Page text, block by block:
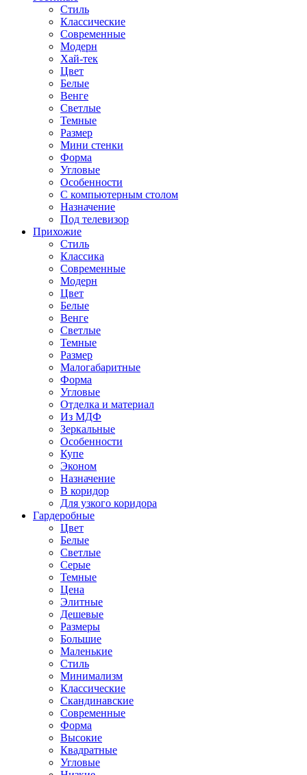
Стиль
Классические
Современные
Модерн
Хай-тек
Цвет
Белые
Венге
Светлые
Темные
Размер
Мини стенки
Форма
Угловые
Особенности
С компьютерным столом
Назначение
Под телевизор
Прихожие
Стиль
Классика
Современные
Модерн
Цвет
Белые
Венге
Светлые
Темные
Размер
Малогабаритные
Форма
Угловые
Отделка и материал
Из МДФ
Зеркальные
Особенности
Купе
Эконом
Назначение
В коридор
Для узкого коридора
Гардеробные
Цвет
Белые
Светлые
Серые
Темные
Цена
Элитные
Дешевые
Размеры
Большие
Маленькие
Стиль
Минимализм
Классические
Скандинавские
Современные
Форма
Высокие
Квадратные
Угловые